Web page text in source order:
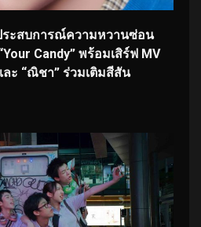
ระสบการณ์ความหวานซ่อน
Candy” พร้อมเสิร์ฟ MV
ละ “ณิชา” ร่วมเติมสีสัน